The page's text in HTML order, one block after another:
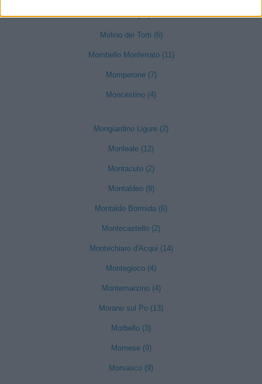
Molare (12)
Molino dei Torti (6)
Mombello Monferrato (11)
Momperone (7)
Moncestino (4)
Mongiardino Ligure (2)
Monleale (12)
Montacuto (2)
Montaldeo (8)
Montaldo Bormida (6)
Montecastello (2)
Montechiaro d'Acqui (14)
Montegioco (4)
Montemarzino (4)
Morano sul Po (13)
Morbello (3)
Mornese (9)
Morsasco (9)